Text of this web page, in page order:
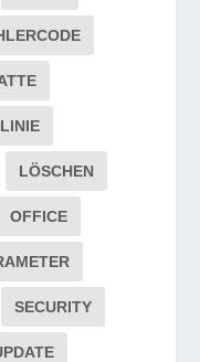
LÖSCHEN
OFFICE
SECURITY